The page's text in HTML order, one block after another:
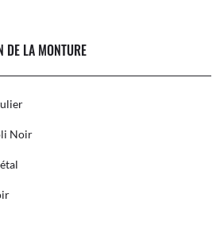
DE LA MONTURE
Noir